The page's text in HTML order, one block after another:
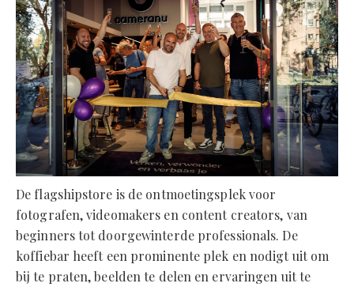
De flagshipstore is de ontmoetingsplek voor
fotografen, videomakers en content creators, van
beginners tot doorgewinterde professionals. De
koffiebar heeft een prominente plek en nodigt uit om
bij te praten, beelden te delen en ervaringen uit te